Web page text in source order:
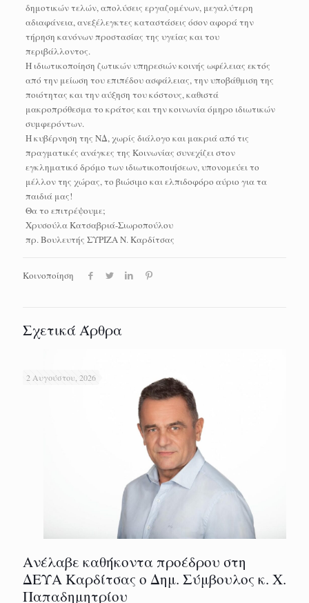
δημοτικών τελών, απολύσεις εργαζομένων, μεγαλύτερη
αδιαφάνεια, ανεξέλεγκτες καταστάσεις όσον αφορά την
τήρηση κανόνων προστασίας της υγείας και του
περιβάλλοντος.
Η ιδιωτικοποίηση ζωτικών υπηρεσιών κοινής ωφέλειας εκτός
από την μείωση του επιπέδου ασφάλειας, την υποβάθμιση της
ποιότητας και την αύξηση του κόστους, καθιστά
μακροπρόθεσμα το κράτος και την κοινωνία όμηρο ιδιωτικών
συμφερόντων.
Η κυβέρνηση της ΝΔ, χωρίς διάλογο και μακριά από τις
πραγματικές ανάγκες της Κοινωνίας συνεχίζει στον
εγκληματικό δρόμο των ιδιωτικοποιήσεων, υπονομεύει το
μέλλον της χώρας, το βιώσιμο και ελπιδοφόρο αύριο για τα
παιδιά μας!
Θα το επιτρέψουμε;
Χρυσούλα Κατσαβριά-Σιωροπούλου
πρ. Βουλευτής ΣΥΡΙΖΑ Ν. Καρδίτσας
Κοινοποίηση
Σχετικά Άρθρα
2 Αυγούστου, 2026
Ανέλαβε καθήκοντα προέδρου στη
ΔΕΥΑ Καρδίτσας ο Δημ. Σύμβουλος κ. Χ.
Παπαδημητρίου